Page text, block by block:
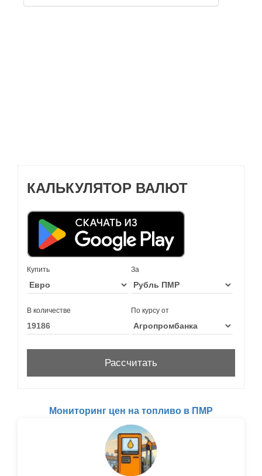
КАЛЬКУЛЯТОР ВАЛЮТ
Купить За
В количестве По курсу от
Мониторинг цен на топливо в ПМР